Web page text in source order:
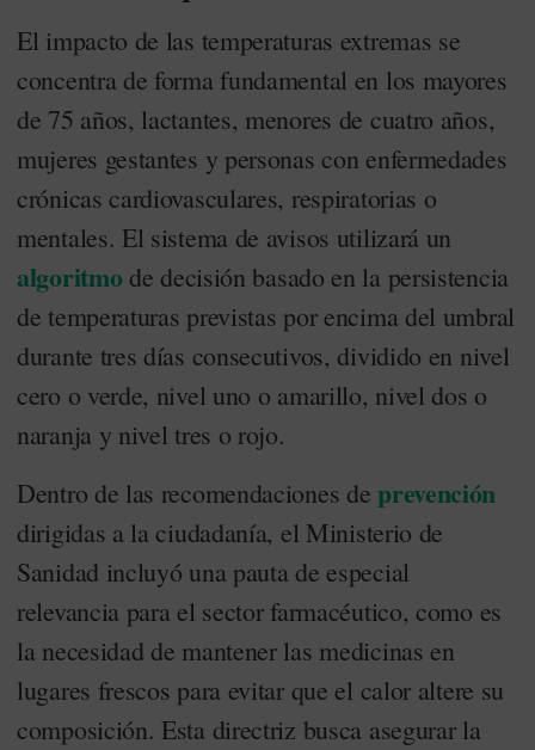
El impacto de las temperaturas extremas se
concentra de forma fundamental en los mayores
de 75 años, lactantes, menores de cuatro años,
mujeres gestantes y personas con enfermedades
crónicas cardiovasculares, respiratorias o
mentales. El sistema de avisos utilizará un
algoritmode decisión basado en la persistencia
de temperaturas previstas por encima del umbral
durante tres días consecutivos, dividido en nivel
cero o verde, nivel uno o amarillo, nivel dos o
naranja y nivel tres o rojo.
Dentro de las recomendaciones deprevención
dirigidas a la ciudadanía, el Ministerio de
Sanidad incluyó una pauta de especial
relevancia para el sector farmacéutico, como es
la necesidad de mantener las medicinas en
lugares frescos para evitar que el calor altere su
composición. Esta directriz busca asegurar la